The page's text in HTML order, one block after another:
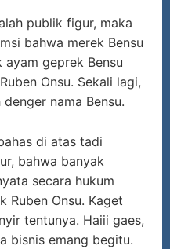
publik figur, maka
bahwa merek Bensu
geprek Bensu
Onsu. Sekali lagi,
nama Bensu.
di atas tadi
bahwa banyak
secara hukum
Ruben Onsu. Kaget
tentunya. Haiii gaes,
bisnis emang begitu.